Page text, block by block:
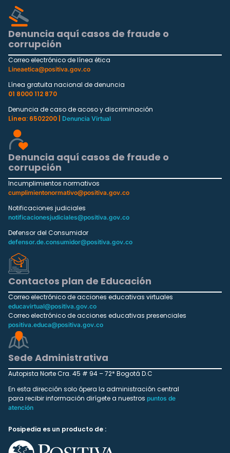
Denuncia aquí casos de fraude o
corrupción
Correo electrónico de línea ética
Lineaetica@positiva.gov.co
Línea gratuita nacional de denuncia
01 8000 112 870
Denuncia de caso de acoso y discriminación
Línea: 6502200 |
Denuncia Virtual
Denuncia aquí casos de fraude o
corrupción
Incumplimientos normativos
cumplimientonormativo@positiva.gov.co
Notificaciones judiciales
notificacionesjudiciales@positiva.gov.co
Defensor del Consumidor
defensor.de.consumidor@positiva.gov.co
Contactos plan de Educación
Correo electrónico de acciones educativas virtuales
educavirtual@positiva.gov.co
Correo electrónico de acciones educativas presenciales
positiva.educa@positiva.gov.co
Sede Administrativa
Autopista Norte Cra. 45 # 94 – 72* Bogotá D.C
En esta dirección solo ópera la administración central
para recibir información dirígete a nuestros puntos de
atención
Posipedia es un producto de :